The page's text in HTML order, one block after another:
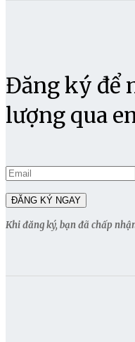
Đăng ký để
lượng qua
Khi đăng ký, bạn đã chấp